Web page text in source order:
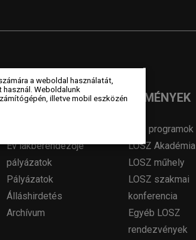
MAGAZIN
Év lakberendezője
pályázatok
Pályázatok
Álláshirdetés
Archívum
ESEMÉNYEK
LOSZ programok
LOSZ Akadémia
LOSZ műhely
LOSZ szakmai
konferencia
Egyéb LOSZ
rendezvények
a weboldal használatát,
Weboldalunk
illetve mobil eszközén